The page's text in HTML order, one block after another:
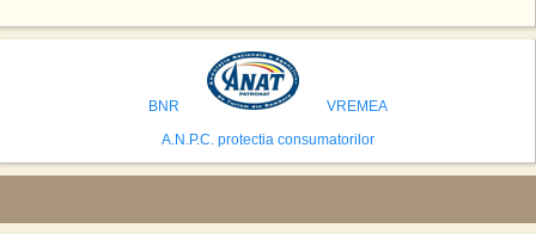
avea cele mai mari sanse de a castiga licitatia. Totusi, Spania, care se
preconizeaza ca va deveni a doua cea mai vizitata tara din lume in 2025,
isi bazeaza oferta pe infrastructura turistica solida si capacitatea hoteliera."
BNR
VREMEA
A.N.P.C. protectia consumatorilor